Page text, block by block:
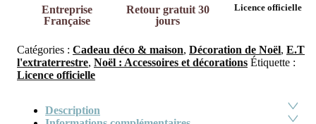
Entreprise
Française
Retour gratuit 30
jours
Licence officielle
Catégories : Cadeau déco & maison, Décoration de Noël, E.T
l'extraterrestre, Noël : Accessoires et décorations Étiquette :
Licence officielle
Description